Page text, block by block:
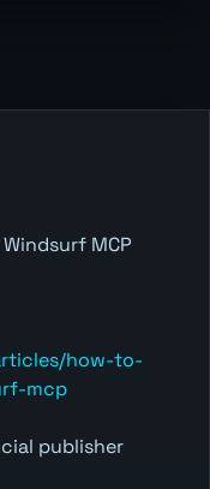
MCP
how-to-
mcp
publisher